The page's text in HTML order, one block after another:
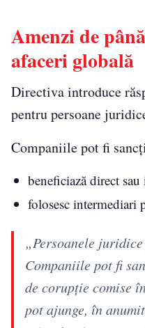
Amenzi de
afaceri globală
Directiva introduce
pentru persoane
Companiile pot fi
beneficiază direct
folosesc intermediari
„Persoanele
Companiile pot fi
de corupție comise
pot ajunge, în